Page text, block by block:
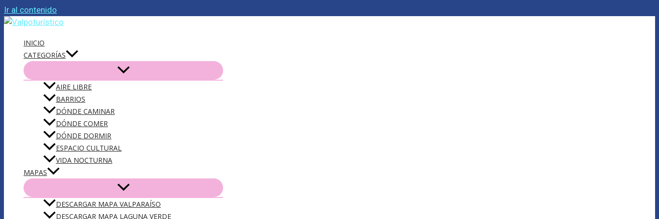
Ir al contenido
INICIO
CATEGORÍAS
AIRE LIBRE
BARRIOS
DÓNDE CAMINAR
DÓNDE COMER
DÓNDE DORMIR
ESPACIO CULTURAL
VIDA NOCTURNA
MAPAS
DESCARGAR MAPA VALPARAÍSO
DESCARGAR MAPA LAGUNA VERDE